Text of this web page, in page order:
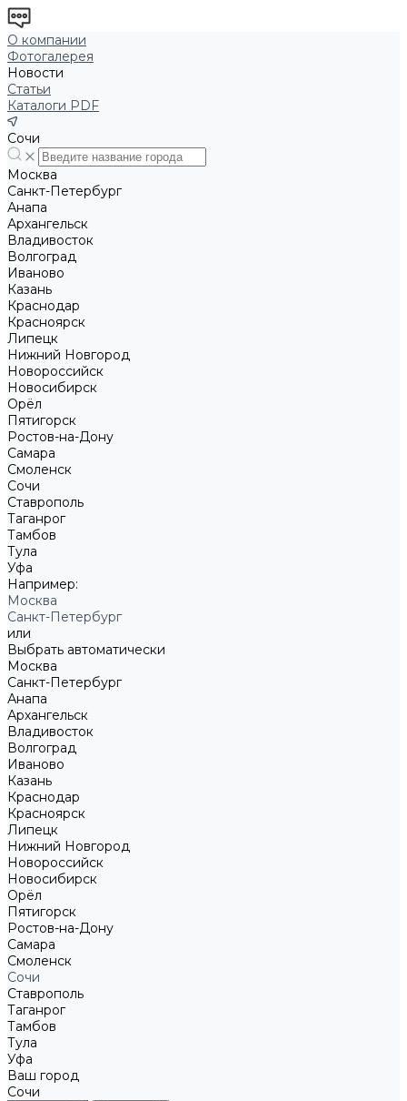
О компании
Фотогалерея
Новости
Статьи
Каталоги PDF
Сочи
Москва
Санкт-Петербург
Анапа
Архангельск
Владивосток
Волгоград
Иваново
Казань
Краснодар
Красноярск
Липецк
Нижний Новгород
Новороссийск
Новосибирск
Орёл
Пятигорск
Ростов-на-Дону
Самара
Смоленск
Сочи
Ставрополь
Таганрог
Тамбов
Тула
Уфа
Например:
Москва
Санкт-Петербург
или
Выбрать автоматически
Москва
Санкт-Петербург
Анапа
Архангельск
Владивосток
Волгоград
Иваново
Казань
Краснодар
Красноярск
Липецк
Нижний Новгород
Новороссийск
Новосибирск
Орёл
Пятигорск
Ростов-на-Дону
Самара
Смоленск
Сочи
Ставрополь
Таганрог
Тамбов
Тула
Уфа
Ваш город
Сочи